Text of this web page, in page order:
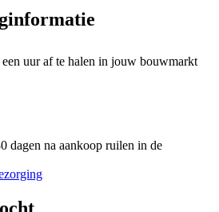
een uur af te halen in jouw bouwmarkt
dagen na aankoop ruilen in de